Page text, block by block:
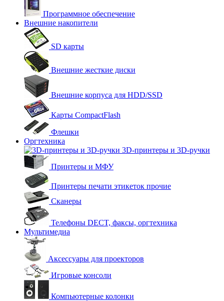
Программное обеспечение
Внешние накопители
SD карты
Внешние жесткие диски
Внешние корпуса для HDD/SSD
Карты CompactFlash
Флешки
Оргтехника
3D-принтеры и 3D-ручки
Принтеры и МФУ
Принтеры печати этикеток прочие
Сканеры
Телефоны DECT, факсы, оргтехника
Мультимедиа
Аксессуары для проекторов
Игровые консоли
Компьютерные колонки